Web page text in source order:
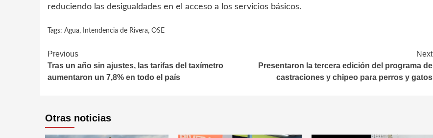
reduciendo las desigualdades en el acceso a los servicios básicos.
Tags: Agua, Intendencia de Rivera, OSE
Continue
Reading
Previous
Tras un año sin ajustes, las tarifas del taxímetro
aumentaron un 7,8% en todo el país
Next
Presentaron la tercera edición del programa de
castraciones y chipeo para perros y gatos
Otras noticias